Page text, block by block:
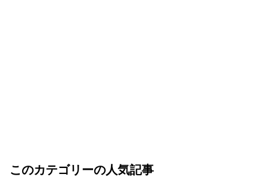
このカテゴリーの人気記事